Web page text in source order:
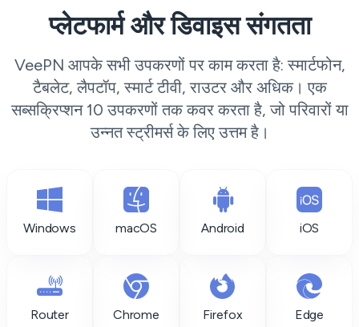
प्लेटफार्म और डिवाइस संगतता
VeePN आपके सभी उपकरणों पर काम करता है: स्मार्टफोन,
टैबलेट, लैपटॉप, स्मार्ट टीवी, राउटर और अधिक। एक
सब्सक्रिप्शन 10 उपकरणों तक कवर करता है, जो परिवारों या
उन्नत स्ट्रीमर्स के लिए उत्तम है।
Windows macOS Android iOS
Router Chrome Firefox Edge